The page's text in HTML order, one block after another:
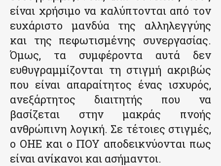
είναι χρήσιμο να καλύπτονται από τον
ευχάριστο μανδύα της αλληλεγγύης
και της πεφωτισμένης συνεργασίας.
Όμως, τα συμφέροντα αυτά δεν
ευθυγραμμίζονται τη στιγμή ακριβώς
που είναι απαραίτητος ένας ισχυρός,
ανεξάρτητος διαιτητής που να
βασίζεται στην μακράς πνοής
ανθρώπινη λογική. Σε τέτοιες στιγμές,
ο ΟΗΕ και ο ΠΟΥ αποδεικνύονται πως
είναι ανίκανοι και ασήμαντοι.